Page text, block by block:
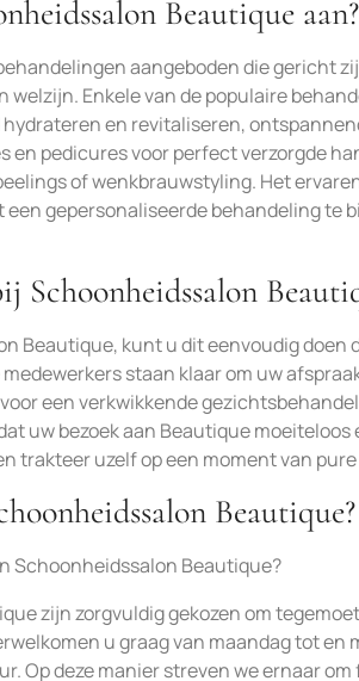
Beautique aan?
aangeboden die gericht
Enkele van de populaire
en revitaliseren,
pedicures voor perfect verzorgde
of wenkbrauwstyling. Het
gepersonaliseerde behandeling te
Schoonheidssalon
Beautique, kunt u dit eenvoudig doen
staan klaar om uw
een verkwikkende
uw bezoek aan Beautique moeiteloos
trakteer uzelf op een moment van
Beautique?
Schoonheidssalon Beautique?
zijn zorgvuldig gekozen om
u graag van maandag tot en
Op deze manier streven we ernaar